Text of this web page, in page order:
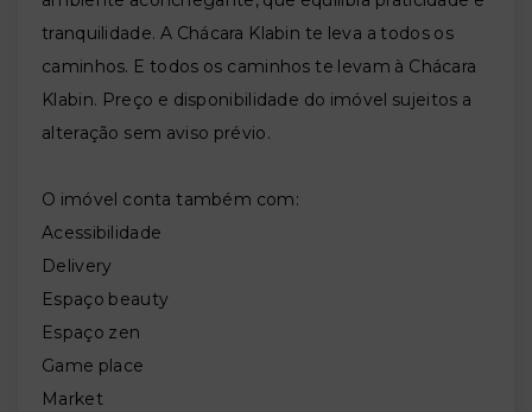
tranquilidade. A Chácara Klabin te leva a todos os
caminhos. E todos os caminhos te levam à Chácara
Klabin. Preço e disponibilidade do imóvel sujeitos a
alteração sem aviso prévio.
O imóvel conta também com:
Acessibilidade
Delivery
Espaço beauty
Espaço zen
Game place
Market